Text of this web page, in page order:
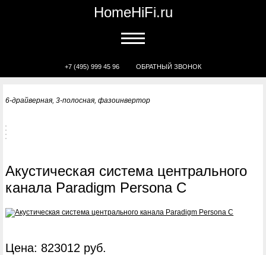
HomeHiFi.ru
+7 (495) 999 45 96 ОБРАТНЫЙ ЗВОНОК
6-драйверная, 3-полосная, фазоинвертор
Акустическая система центрального
канала Paradigm Persona C
Цена: 823012 руб.